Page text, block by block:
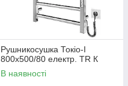
Рушникосушка Токіо-I
800х500/80 електр. TR К
В наявності